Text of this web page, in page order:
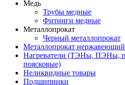
Медь
Трубы медные
Фитинги медные
Металлопрокат
Черный металлопрокат
Металлопрокат нержавеющий
Нагреватели (ТЭНы, ПЭНы,
поясковые)
Неликвидные товары
Подшипники